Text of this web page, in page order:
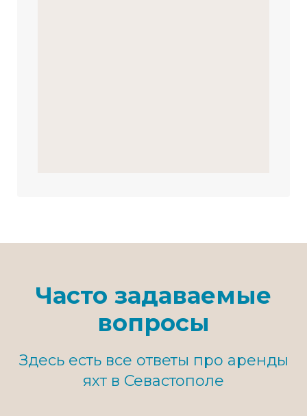
Часто задаваемые
вопросы
Здесь есть все ответы про аренды
яхт в Севастополе